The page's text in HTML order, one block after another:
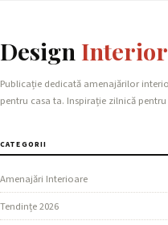
Design Interior
Publicație dedicată amenajărilor
pentru casa ta. Inspirație zilnică
CATEGORII
Amenajări Interioare
Tendințe 2026